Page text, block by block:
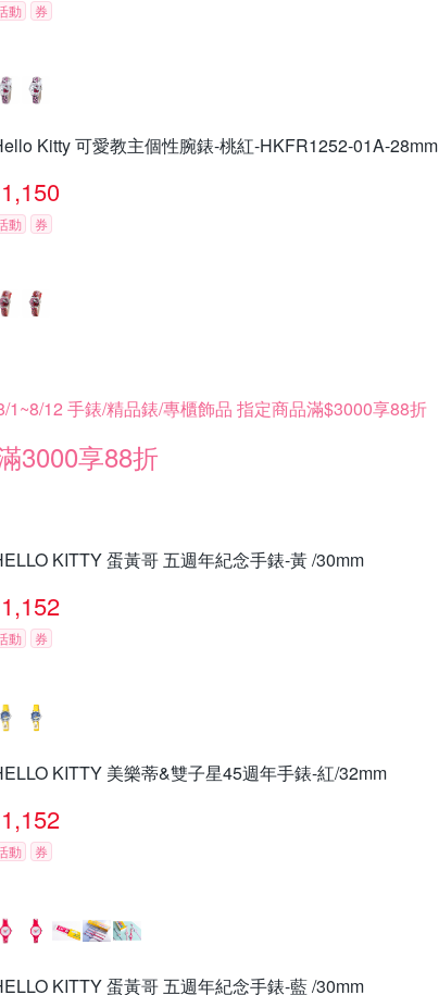
動 券
Kitty 可愛教主個性腕錶-桃紅-HKFR1252-01A-28mm
1,150
動 券
1~8/12 手錶/精品錶/專櫃飾品 指定商品滿$3000享88折
3000享88折
KITTY 蛋黃哥 五週年紀念手錶-黃 /30mm
1,152
動 券
KITTY 美樂蒂&雙子星45週年手錶-紅/32mm
1,152
動 券
KITTY 蛋黃哥 五週年紀念手錶-藍 /30mm